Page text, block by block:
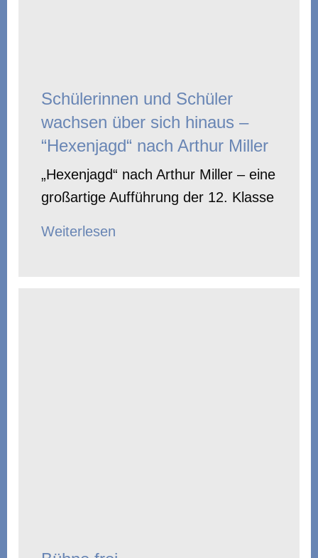
Schülerinnen und Schüler
wachsen über sich hinaus –
“Hexenjagd“ nach Arthur Miller
„Hexenjagd“ nach Arthur Miller – eine
großartige Aufführung der 12. Klasse
Weiterlesen